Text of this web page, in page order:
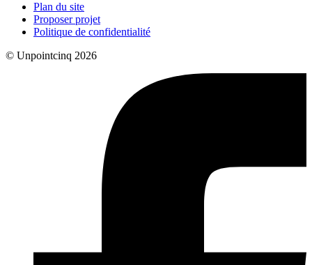
Plan du site
Proposer projet
Politique de confidentialité
© Unpointcinq 2026